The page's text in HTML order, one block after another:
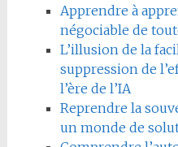
Apprendre à
négociable de
L’illusion de la
suppression de
l’ère de l’IA
Reprendre la
un monde de